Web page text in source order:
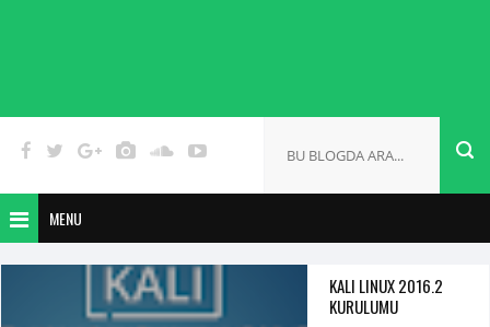
MENU
KALI LINUX 2016.2
KURULUMU